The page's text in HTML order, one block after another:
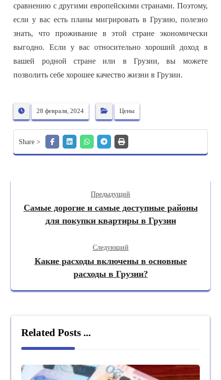
сравнению с другими европейскими странами. Поэтому,
если у вас есть планы мигрировать в Грузию, полезно
знать, что проживание в этой стране экономически
выгодно. Если у вас относительно хороший доход в
вашей родной стране или в Грузии, вы можете
позволить себе хорошее качество жизни в Грузии.
28 февраля, 2024 Цены
Предыдущий
Самые дорогие и самые доступные районы
для покупки квартиры в Грузии
Следующий
Какие расходы включены в основные
расходы в Грузии?
Related Posts ...